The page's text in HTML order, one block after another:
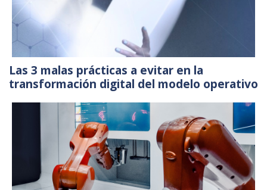
Las 3 malas prácticas a evitar en la
transformación digital del modelo operativo